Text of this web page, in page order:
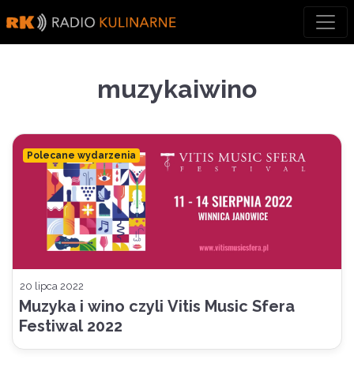
to
content
muzykaiwino
Polecane wydarzenia
20 lipca 2022
Muzyka i wino czyli Vitis Music Sfera
Festiwal 2022